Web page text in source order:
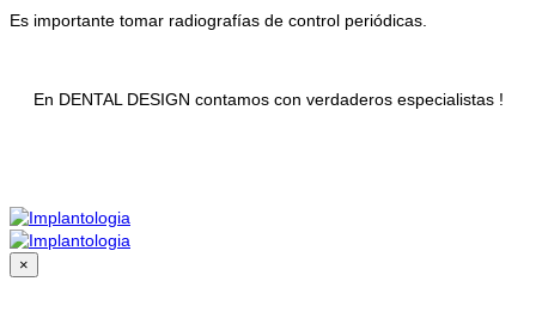
Es importante tomar radiografías de control periódicas.
En DENTAL DESIGN contamos con verdaderos especialistas !
×